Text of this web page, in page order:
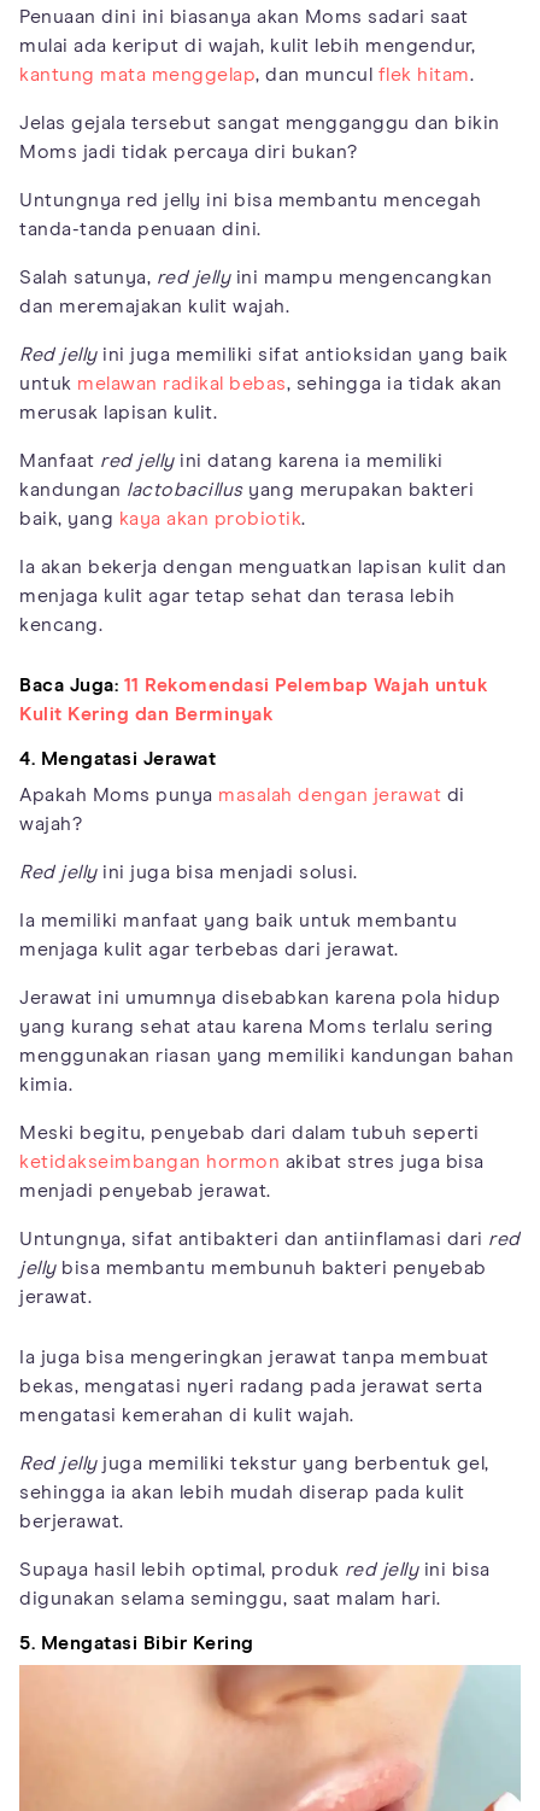
Penuaan dini ini biasanya akan Moms sadari saat
mulai ada keriput di wajah, kulit lebih mengendur,
kantung mata menggelap, dan muncul flek hitam.
Jelas gejala tersebut sangat mengganggu dan bikin
Moms jadi tidak percaya diri bukan?
Untungnya red jelly ini bisa membantu mencegah
tanda-tanda penuaan dini.
Salah satunya, red jellyini mampu mengencangkan
dan meremajakan kulit wajah.
Red jellyini juga memiliki sifat antioksidan yang baik
untuk melawan radikal bebas, sehingga ia tidak akan
merusak lapisan kulit.
Manfaat red jellyini datang karena ia memiliki
kandungan lactobacillusyang merupakan bakteri
baik, yang kaya akan probiotik.
Ia akan bekerja dengan menguatkan lapisan kulit dan
menjaga kulit agar tetap sehat dan terasa lebih
kencang.
Baca Juga: 11 Rekomendasi Pelembap Wajah untuk
Kulit Kering dan Berminyak
4. Mengatasi Jerawat
Apakah Moms punya masalah dengan jerawat di
wajah?
Red jellyini juga bisa menjadi solusi.
Ia memiliki manfaat yang baik untuk membantu
menjaga kulit agar terbebas dari jerawat.
Jerawat ini umumnya disebabkan karena pola hidup
yang kurang sehat atau karena Moms terlalu sering
menggunakan riasan yang memiliki kandungan bahan
kimia.
Meski begitu, penyebab dari dalam tubuh seperti
ketidakseimbangan hormon akibat stres juga bisa
menjadi penyebab jerawat.
Untungnya, sifat antibakteri dan antiinflamasi dari red
jellybisa membantu membunuh bakteri penyebab
jerawat.
Ia juga bisa mengeringkan jerawat tanpa membuat
bekas, mengatasi nyeri radang pada jerawat serta
mengatasi kemerahan di kulit wajah.
Red jellyjuga memiliki tekstur yang berbentuk gel,
sehingga ia akan lebih mudah diserap pada kulit
berjerawat.
Supaya hasil lebih optimal, produk red jellyini bisa
digunakan selama seminggu, saat malam hari.
5. Mengatasi Bibir Kering